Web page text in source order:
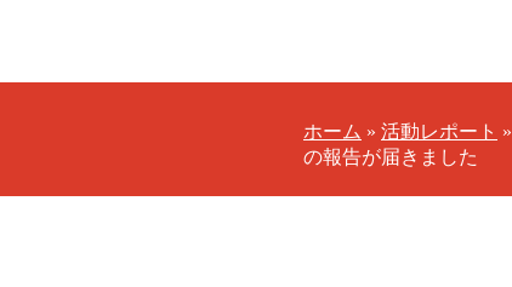
ホーム » 活動レポート »
の報告が届きました